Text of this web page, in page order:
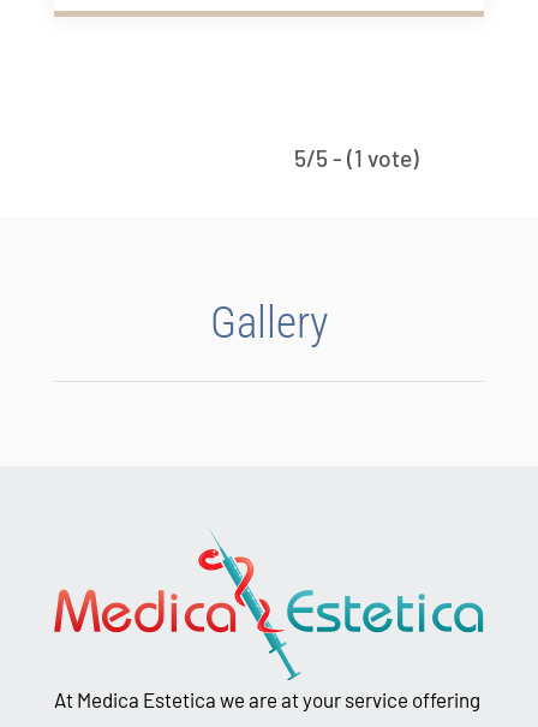
5/5 - (1 vote)
Gallery
At Medica Estetica we are at your service offering